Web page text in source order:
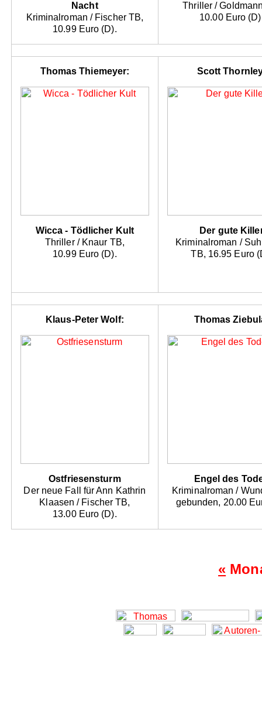
Nacht
Kriminalroman / Fischer TB,
10.99 Euro (D).
Thriller /
10.00 Euro
Thomas Thiemeyer:
Wicca - Tödlicher Kult
Thriller / Knaur TB,
10.99 Euro (D).
Scott
Der gute
Kriminalroman /
TB, 16.95 Euro
Klaus-Peter Wolf:
Ostfriesensturm
Der neue Fall für Ann Kathrin
Klaasen / Fischer TB,
13.00 Euro (D).
Thomas
Engel des
Kriminalroman /
gebunden, 20.00
«